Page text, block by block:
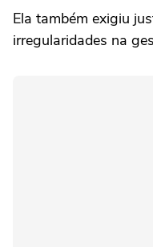
Ela também exigiu
irregularidades na